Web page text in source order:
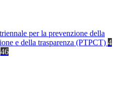
per la prevenzione della
e della trasparenza (PTPCT) 4
46